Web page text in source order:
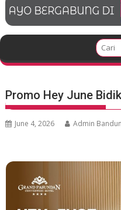
e
t
Promo Hey June
June 4, 2026 Admin